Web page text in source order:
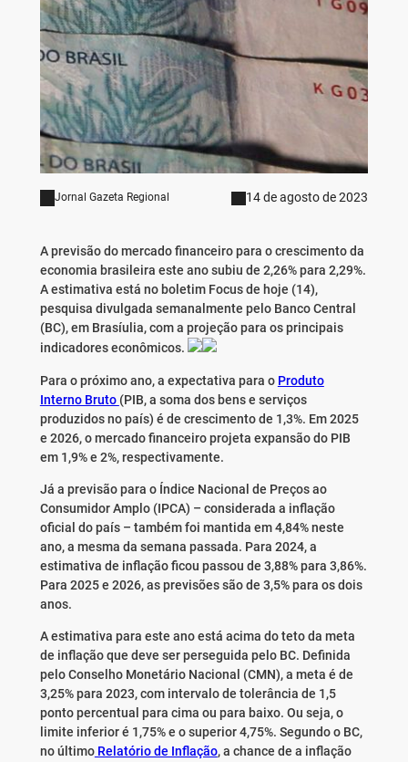
Jornal Gazeta Regional 14 de agosto de 2023
A previsão do mercado financeiro para o crescimento da
economia brasileira este ano subiu de 2,26% para 2,29%.
A estimativa está no boletim Focus de hoje (14),
pesquisa divulgada semanalmente pelo Banco Central
(BC), em Brasíulia, com a projeção para os principais
indicadores econômicos.
Para o próximo ano, a expectativa para o Produto
Interno Bruto (PIB, a soma dos bens e serviços
produzidos no país) é de crescimento de 1,3%. Em 2025
e 2026, o mercado financeiro projeta expansão do PIB
em 1,9% e 2%, respectivamente.
Já a previsão para o Índice Nacional de Preços ao
Consumidor Amplo (IPCA) – considerada a inflação
oficial do país – também foi mantida em 4,84% neste
ano, a mesma da semana passada. Para 2024, a
estimativa de inflação ficou passou de 3,88% para 3,86%.
Para 2025 e 2026, as previsões são de 3,5% para os dois
anos.
A estimativa para este ano está acima do teto da meta
de inflação que deve ser perseguida pelo BC. Definida
pelo Conselho Monetário Nacional (CMN), a meta é de
3,25% para 2023, com intervalo de tolerância de 1,5
ponto percentual para cima ou para baixo. Ou seja, o
limite inferior é 1,75% e o superior 4,75%. Segundo o BC,
no últimoRelatório de Inflação, a chance de a inflação